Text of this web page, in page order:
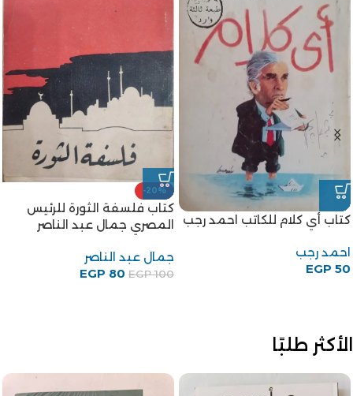
كتاب أي كلام للكاتب احمد رجب
احمد رجب
EGP 50
-20%
كتاب فلسفة الثورة للرئيس
المصري جمال عبد الناصر
جمال عبد الناصر
EGP100
EGP 80
الأكثر طلبًا